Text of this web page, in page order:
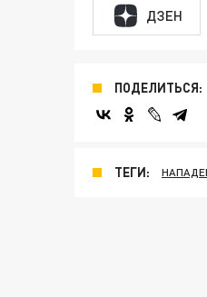
ДЗЕН
ПОДЕЛИТЬСЯ:
ТЕГИ: